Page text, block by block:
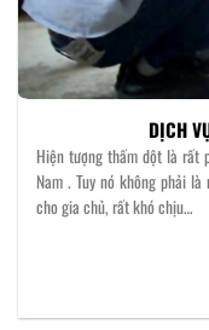
DỊCH
Hiện tượng thấm dột là rất
Nam . Tuy nó không phải
cho gia chủ, rất khó chịu…